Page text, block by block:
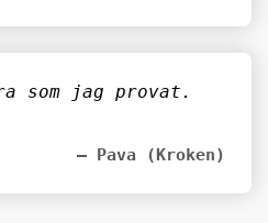
som jag provat.
– Pava (Kroken)